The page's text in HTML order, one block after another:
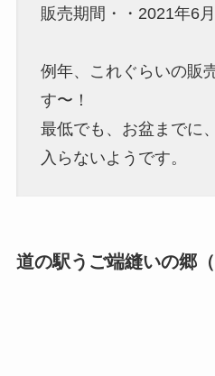
販売期間・・2021年6
例年、これぐらいの販
す〜！
最低でも、お盆までに
入らないようです。
道の駅うご端縫いの郷